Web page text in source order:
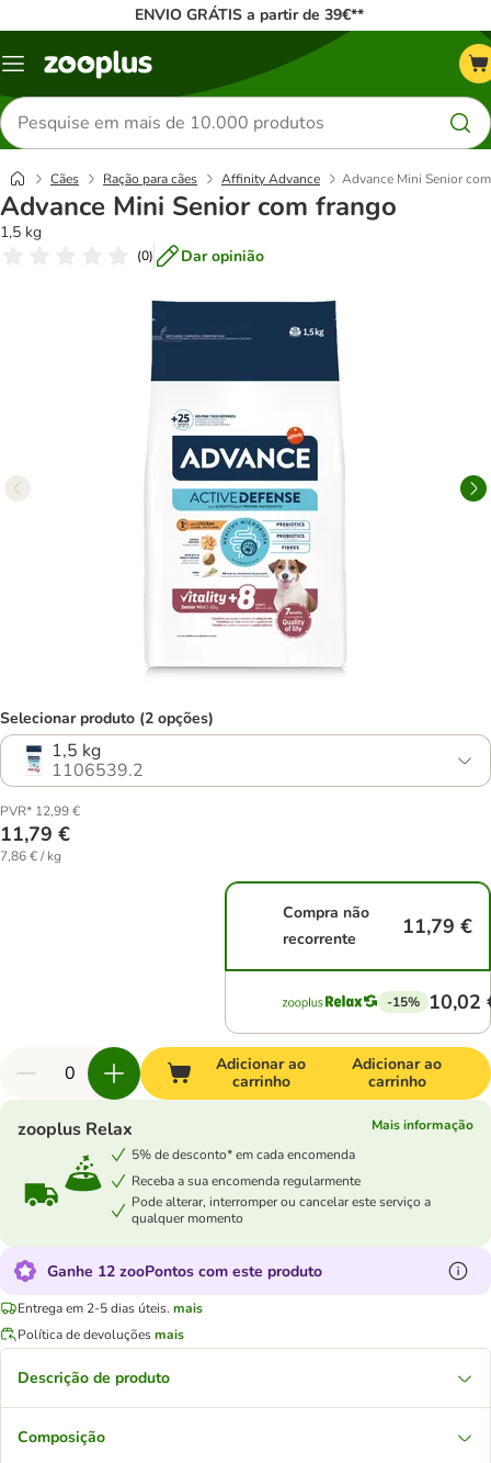
ENVIO GRÁTIS a partir de 39€**
Menu
Pesquisar
produtos
Cães Ração para cães Affinity Advance Advance Mini Senior
Advance Mini Senior com frango
1,5 kg
(0) Dar opinião
Selecionar produto (2 opções)
1,5 kg
1106539.2
PVR* 12,99 €
11,79 €
7,86 € / kg
Compra não
recorrente
11,79 €
-15% 10,02
Adicionar ao
carrinho
Adicionar ao
carrinho
zooplus Relax
Mais informação
5% de desconto* em cada encomenda
Receba a sua encomenda regularmente
Pode alterar, interromper ou cancelar este serviço a
qualquer momento
Ganhe 12 zooPontos com este produto
Entrega em 2-5 dias úteis. mais
Política de devoluçõesmais
Descrição de produto
Composição